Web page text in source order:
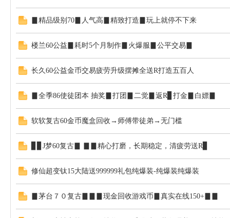
▊精品级别70▊人气高▊精致打造▊玩上就停不下来
楼兰60公益▊耗时5个月制作▊火爆服▊公平交易▊
长久60公益金币交易疲劳升级摆摊全送R打造五百人
▊全季86使徒团本 抽奖▊打团▊二觉▊返R▊打金▊白嫖▊
软软复古60金币魔盒回收→师傅带徒弟→无门槛
▊▊J梦60复古▊ ▊▊精心打磨，长期稳定，清疲劳送R▊
修仙超变钛15大陆送999999礼包纯爆装-纯爆装纯爆装
▊茅台７０复古▊▊▊现金回收游戏币▊真实在线150+▊▊